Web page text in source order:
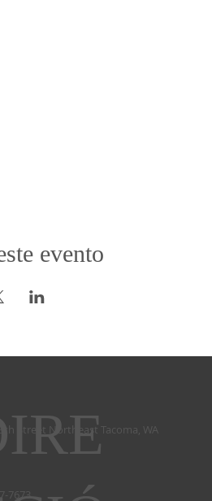
evento
Street Northeast Tacoma, WA
7673